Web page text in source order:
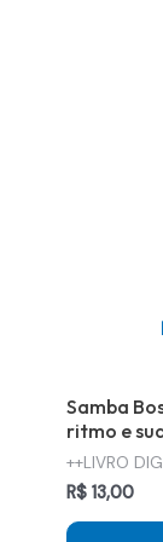
Samba
ritmo e
++LIVRO
R$13,00